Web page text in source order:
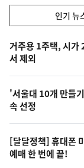
기,
최
신,
오
늘
의
영
상
인기 뉴
기
뉴
스
거주용 1주택, 시가
서 제외
'서울대 10개 만들
속 선정
[달달정책] 휴대폰
예매 한 번에 끝!